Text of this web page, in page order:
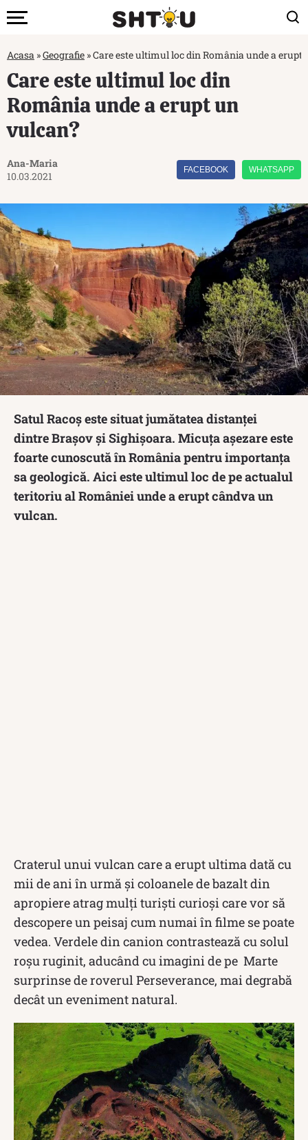
Acasa »Geografie »Care este ultimul loc din România unde a erupt
Care este ultimul loc din
România unde a erupt un
vulcan?
Ana-Maria
10.03.2021
FACEBOOK WHATSAPP
Satul Racoș este situat jumătatea distanței
dintre Brașov și Sighișoara. Micuța așezare este
foarte cunoscută în România pentru importanța
sa geologică. Aici este ultimul loc de pe actualul
teritoriu al României unde a erupt cândva un
vulcan.
Craterul unui vulcan care a erupt ultima dată cu
mii de ani în urmă și coloanele de bazalt din
apropiere atrag mulți turiști curioși care vor să
descopere un peisaj cum numai în filme se poate
vedea. Verdele din canion contrastează cu solul
roșu ruginit, aducând cu imagini de pe Marte
surprinse de roverul Perseverance, mai degrabă
decât un eveniment natural.